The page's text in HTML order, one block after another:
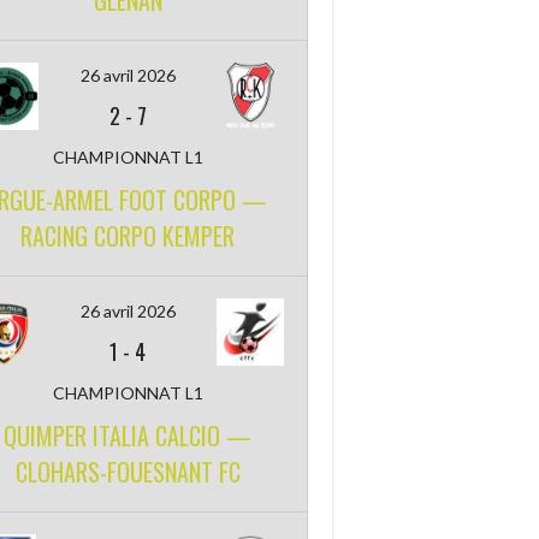
26 avril 2026
2 - 7
CHAMPIONNAT L1
ARMEL FOOT CORPO —
RACING CORPO KEMPER
26 avril 2026
1 - 4
CHAMPIONNAT L1
QUIMPER ITALIA CALCIO —
CLOHARS-FOUESNANT FC